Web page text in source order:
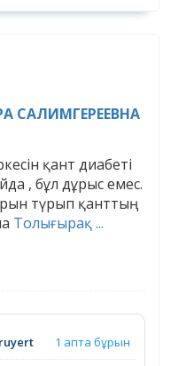
САЛИМГЕРЕЕВНА
қант диабеті
, бұл дұрыс емес.
түрып қанттың
Толығырақ ...
1 апта бұрын